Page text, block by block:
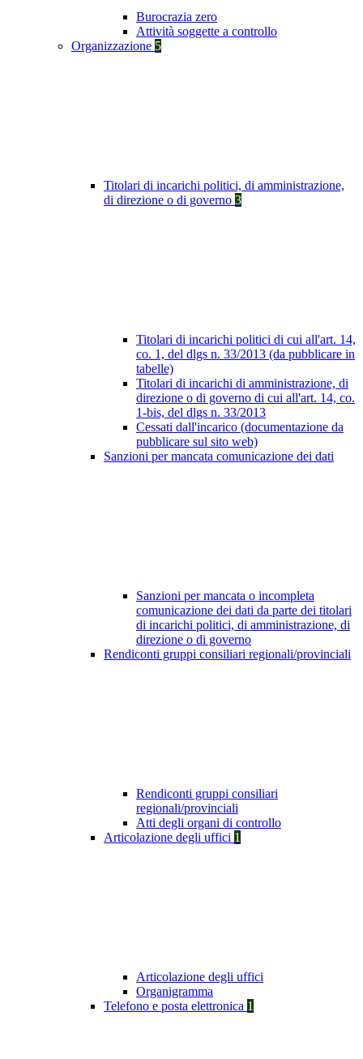
Burocrazia zero
Attività soggette a controllo
Organizzazione 5
Titolari di incarichi politici, di amministrazione,
di direzione o di governo 3
Titolari di incarichi politici di cui all'art. 14,
co. 1, del dlgs n. 33/2013 (da pubblicare in
tabelle)
Titolari di incarichi di amministrazione, di
direzione o di governo di cui all'art. 14, co.
1-bis, del dlgs n. 33/2013
Cessati dall'incarico (documentazione da
pubblicare sul sito web)
Sanzioni per mancata comunicazione dei dati
Sanzioni per mancata o incompleta
comunicazione dei dati da parte dei titolari
di incarichi politici, di amministrazione, di
direzione o di governo
Rendiconti gruppi consiliari regionali/provinciali
Rendiconti gruppi consiliari
regionali/provinciali
Atti degli organi di controllo
Articolazione degli uffici 1
Articolazione degli uffici
Organigramma
Telefono e posta elettronica 1